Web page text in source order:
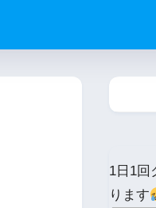
1日1回
ります